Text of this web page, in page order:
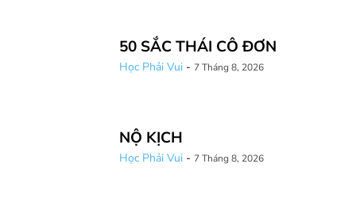
50 SẮC THÁI CÔ ĐƠN
Học Phải Vui - 7 Tháng 8, 2026
NỘ KỊCH
Học Phải Vui - 7 Tháng 8, 2026